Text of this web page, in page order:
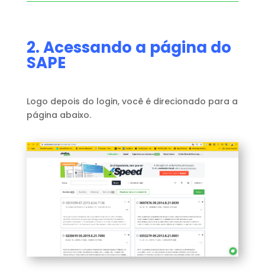
2. Acessando a página do
SAPE
Logo depois do login, você é direcionado para a
página abaixo.